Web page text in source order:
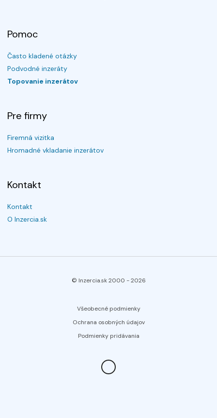
Pomoc
Často kladené otázky
Podvodné inzeráty
Topovanie inzerátov
Pre firmy
Firemná vizitka
Hromadné vkladanie inzerátov
Kontakt
Kontakt
O Inzercia.sk
© Inzercia.sk 2000 -2026
Všeobecné podmienky
Ochrana osobných údajov
Podmienky pridávania